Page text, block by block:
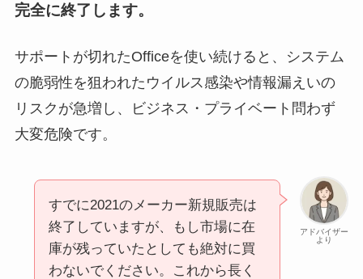
完全に終了します。
サポートが切れたOfficeを使い続けると、システム
の脆弱性を狙われたウイルス感染や情報漏えいの
リスクが急増し、ビジネス・プライベート問わず
大変危険です。
アドバイザー
より
すでに2021のメーカー新規販売は
終了していますが、もし市場に在
庫が残っていたとしても絶対に買
わないでください。これから長く